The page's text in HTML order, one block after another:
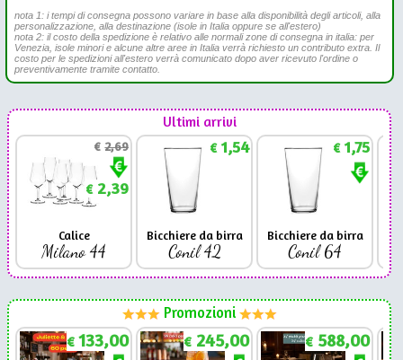
nota 1: i tempi di consegna possono variare in base alla disponibilità degli articoli, alla
personalizzazione, alla destinazione (isole in Italia oppure se all'estero)
nota 2: il costo della spedizione è relativo alle normali zone di consegna in italia: per
Venezia, isole minori e alcune altre aree in Italia verrà richiesto un contributo extra. Il
costo per le spedizioni all'estero verrà comunicato dopo aver ricevuto l'ordine o
preventivamente tramite contatto.
Ultimi arrivi
€2,69
€2,39
Calice
Milano 44
€1,54
Bicchiere da birra
Conil 42
€1,75
Bicchiere da birra
Conil 64
Promozioni
€ 133,00 € 245,00 € 588,00